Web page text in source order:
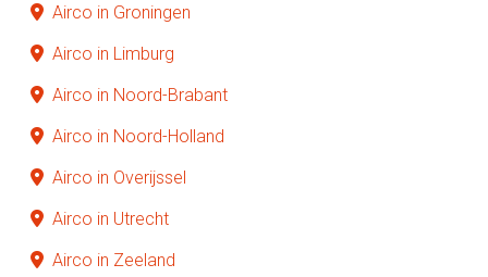
Airco in Groningen
Airco in Limburg
Airco in Noord-Brabant
Airco in Noord-Holland
Airco in Overijssel
Airco in Utrecht
Airco in Zeeland